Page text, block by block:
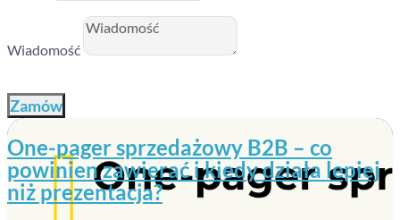
Wiadomość
Zamów
One-pager sprzedażowy B2B – co
powinien zawierać i kiedy działa lepiej
niż prezentacja?